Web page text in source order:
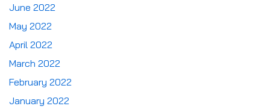
June 2022
May 2022
April 2022
March 2022
February 2022
January 2022